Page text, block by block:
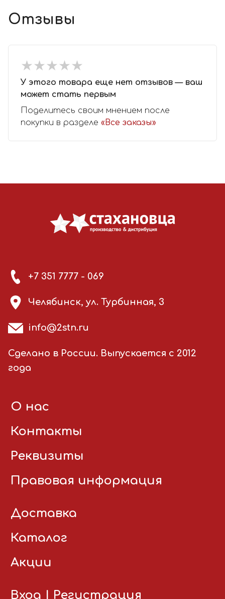
Отзывы
★★★★★
★★★★★
У этого товара еще нет отзывов — ваш
может стать первым
Поделитесь своим мнением после
покупки в разделе «Все заказы»
+7 351 7777 - 069
Челябинск, ул. Турбинная, 3
info@2stn.ru
Сделано в России. Выпускается с 2012
года
О нас
Контакты
Реквизиты
Правовая информация
Доставка
Каталог
Акции
Вход Регистрация